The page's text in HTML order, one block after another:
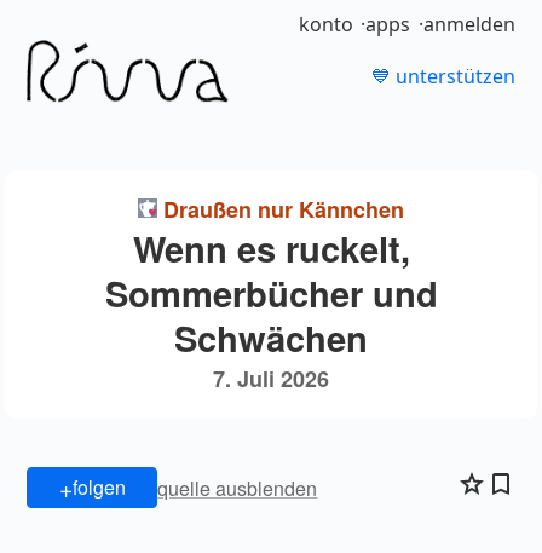
konto apps anmelden
💙 unterstützen
Draußen nur Kännchen
Wenn es ruckelt,
Sommerbücher und
Schwächen
7. Juli 2026
+folgen quelle ausblenden